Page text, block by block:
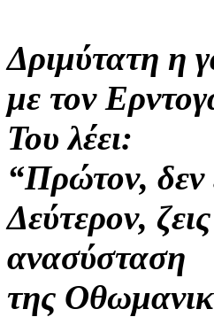
Δριμύτατη η
με τον
Του λέει:
“Πρώτον, δεν
Δεύτερον,
ανασύσταση
της